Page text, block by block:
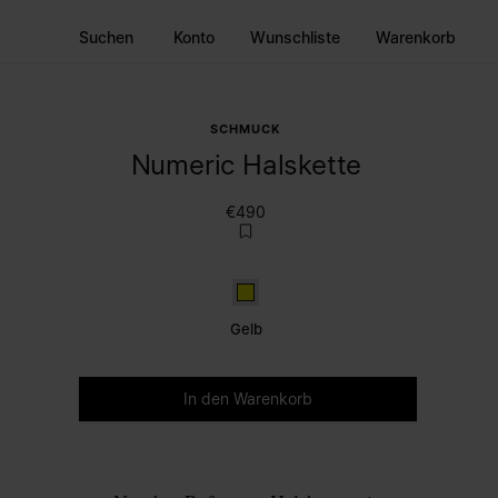
Suchen Konto Wunschliste Warenkorb
SCHMUCK
Numeric Halskette
€490
Gelb
Gelb
In den Warenkorb